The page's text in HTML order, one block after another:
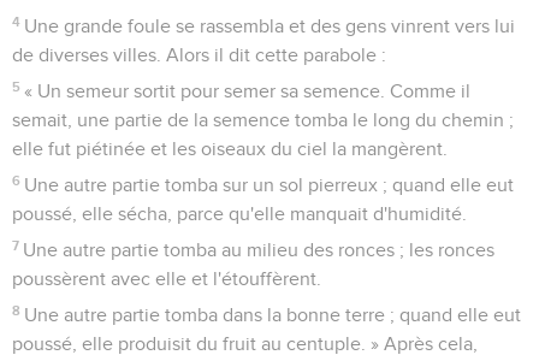
4 Une grande foule se rassembla et des gens vinrent vers lui
de diverses villes. Alors il dit cette parabole :
5 « Un semeur sortit pour semer sa semence. Comme il
semait, une partie de la semence tomba le long du chemin ;
elle fut piétinée et les oiseaux du ciel la mangèrent.
6 Une autre partie tomba sur un sol pierreux ; quand elle eut
poussé, elle sécha, parce qu'elle manquait d'humidité.
7 Une autre partie tomba au milieu des ronces ; les ronces
poussèrent avec elle et l'étouffèrent.
8 Une autre partie tomba dans la bonne terre ; quand elle eut
poussé, elle produisit du fruit au centuple. » Après cela,